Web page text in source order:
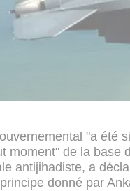
"a été
moment" de la base
antijihadiste, a
donné par